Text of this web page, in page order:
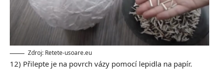
Zdroj: Retete-usoare.eu
12) Přilepte je na povrch vázy pomocí lepidla na papír.